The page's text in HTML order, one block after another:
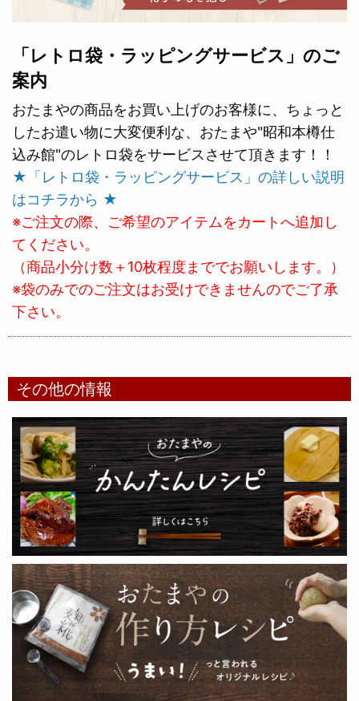
「レトロ袋・ラッピングサービス」のご
案内
おたまやの商品をお買い上げのお客様に、ちょっと
したお遣い物に大変便利な、おたまや"昭和本樽仕
込み館"のレトロ袋をサービスさせて頂きます！！
★「レトロ袋・ラッピングサービス」の詳しい説明
はコチラから ★
※ご注文の際、ご希望のアイテムをカートへ追加し
てください。
（商品小分け数＋10枚程度まででお願いします。）
※袋のみでのご注文はお受けできませんのでご了承
下さい。
その他の情報